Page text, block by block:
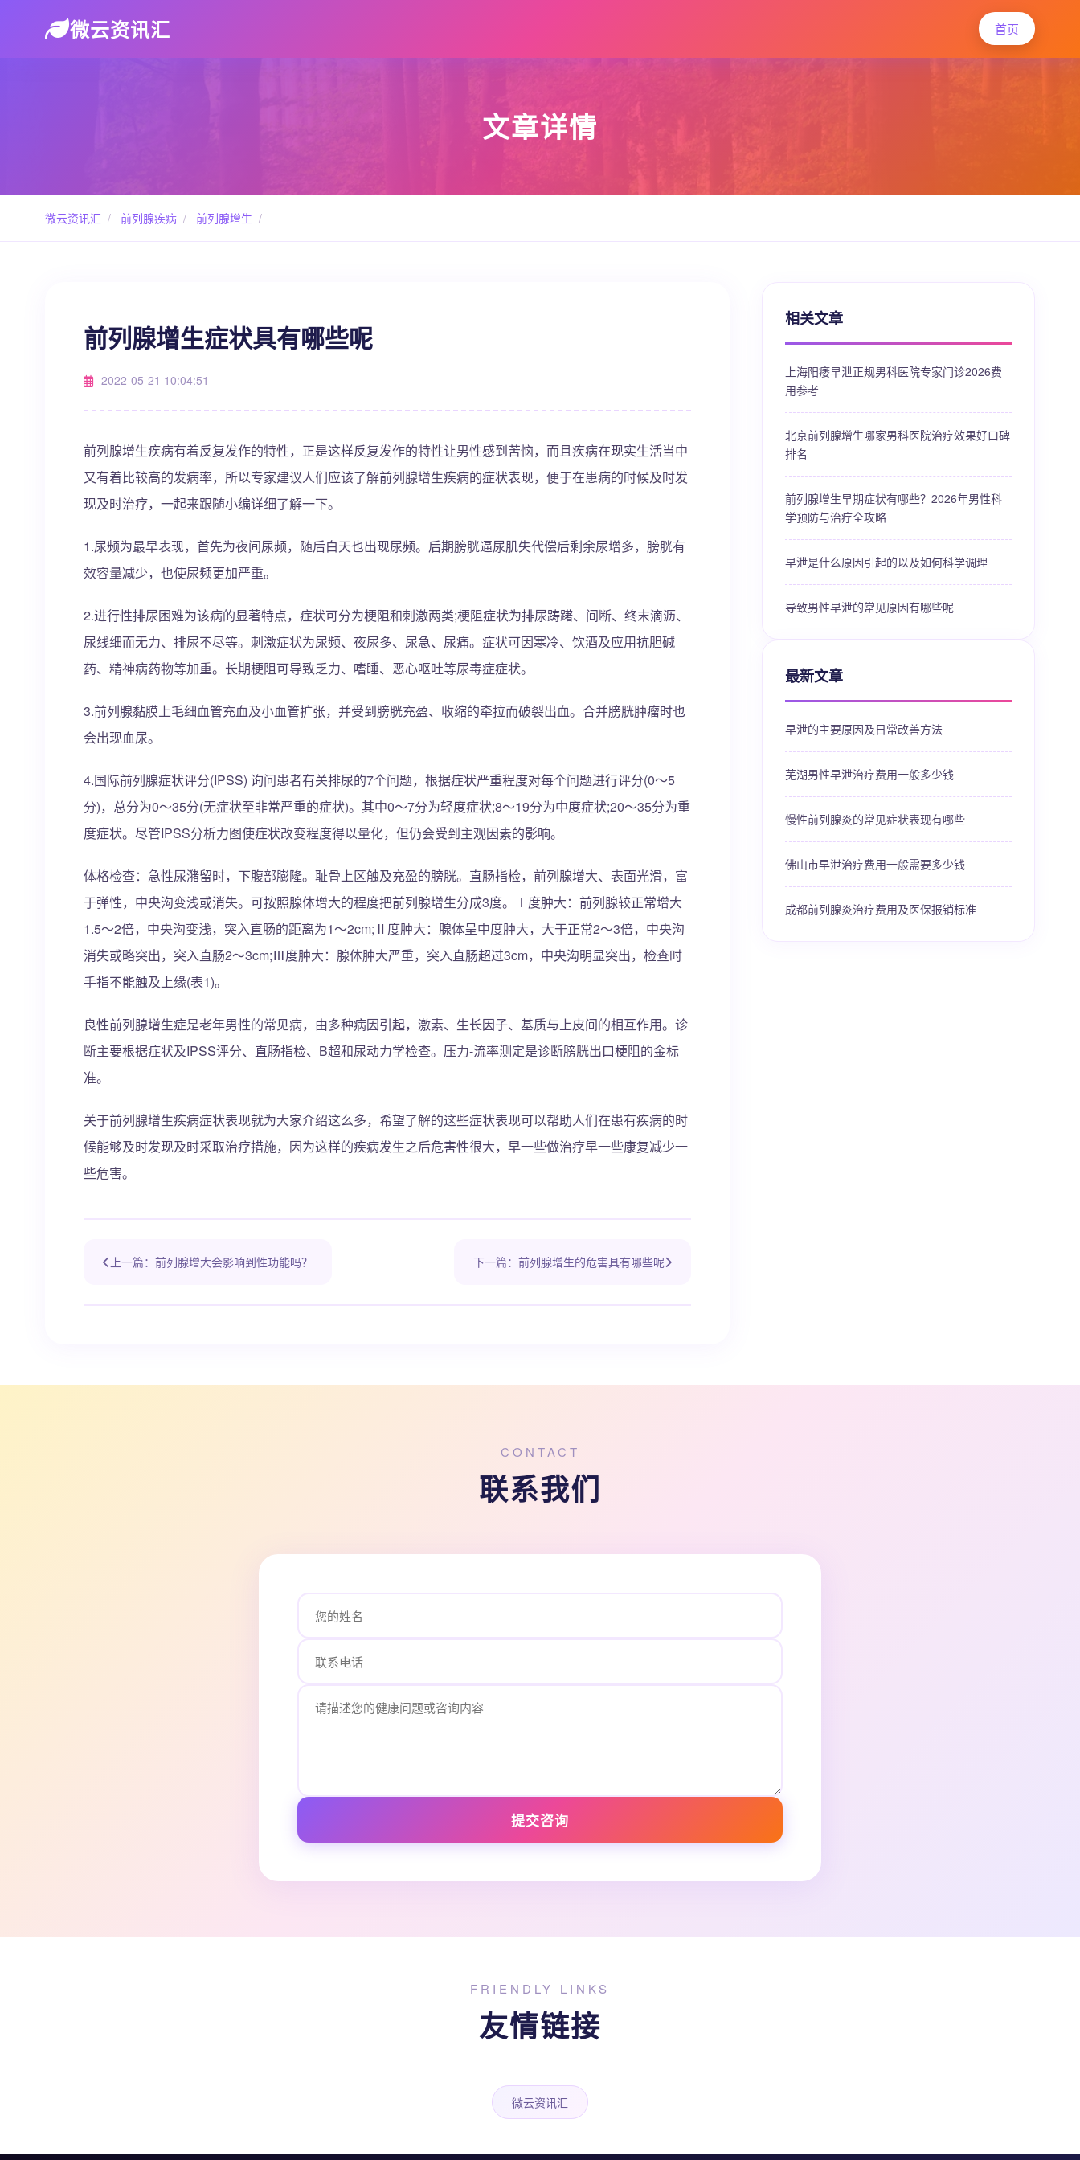
微云资讯汇 首页
文章详情
微云资讯汇 / 前列腺疾病 / 前列腺增生 /
前列腺增生症状具有哪些呢
2022-05-21 10:04:51
前列腺增生疾病有着反复发作的特性，正是这样反复发作的特性让男性感到苦恼，而且疾病在现实生活当中
又有着比较高的发病率，所以专家建议人们应该了解前列腺增生疾病的症状表现，便于在患病的时候及时发
现及时治疗，一起来跟随小编详细了解一下。
1.尿频为最早表现，首先为夜间尿频，随后白天也出现尿频。后期膀胱逼尿肌失代偿后剩余尿增多，膀胱有
效容量减少，也使尿频更加严重。
2.进行性排尿困难为该病的显著特点，症状可分为梗阻和刺激两类;梗阻症状为排尿踌躇、间断、终末滴沥、
尿线细而无力、排尿不尽等。刺激症状为尿频、夜尿多、尿急、尿痛。症状可因寒冷、饮酒及应用抗胆碱
药、精神病药物等加重。长期梗阻可导致乏力、嗜睡、恶心呕吐等尿毒症症状。
3.前列腺黏膜上毛细血管充血及小血管扩张，并受到膀胱充盈、收缩的牵拉而破裂出血。合并膀胱肿瘤时也
会出现血尿。
4.国际前列腺症状评分(IPSS) 询问患者有关排尿的7个问题，根据症状严重程度对每个问题进行评分(0～5
分)，总分为0～35分(无症状至非常严重的症状)。其中0～7分为轻度症状;8～19分为中度症状;20～35分为重
度症状。尽管IPSS分析力图使症状改变程度得以量化，但仍会受到主观因素的影响。
体格检查：急性尿潴留时，下腹部膨隆。耻骨上区触及充盈的膀胱。直肠指检，前列腺增大、表面光滑，富
于弹性，中央沟变浅或消失。可按照腺体增大的程度把前列腺增生分成3度。Ⅰ度肿大：前列腺较正常增大
1.5～2倍，中央沟变浅，突入直肠的距离为1～2cm;Ⅱ度肿大：腺体呈中度肿大，大于正常2～3倍，中央沟
消失或略突出，突入直肠2～3cm;Ⅲ度肿大：腺体肿大严重，突入直肠超过3cm，中央沟明显突出，检查时
手指不能触及上缘(表1)。
良性前列腺增生症是老年男性的常见病，由多种病因引起，激素、生长因子、基质与上皮间的相互作用。诊
断主要根据症状及IPSS评分、直肠指检、B超和尿动力学检查。压力-流率测定是诊断膀胱出口梗阻的金标
准。
关于前列腺增生疾病症状表现就为大家介绍这么多，希望了解的这些症状表现可以帮助人们在患有疾病的时
候能够及时发现及时采取治疗措施，因为这样的疾病发生之后危害性很大，早一些做治疗早一些康复减少一
些危害。
上一篇：前列腺增大会影响到性功能吗？ 下一篇：前列腺增生的危害具有哪些呢
相关文章
上海阳痿早泄正规男科医院专家门诊2026费
用参考
北京前列腺增生哪家男科医院治疗效果好口碑
排名
前列腺增生早期症状有哪些？2026年男性科
学预防与治疗全攻略
早泄是什么原因引起的以及如何科学调理
导致男性早泄的常见原因有哪些呢
最新文章
早泄的主要原因及日常改善方法
芜湖男性早泄治疗费用一般多少钱
慢性前列腺炎的常见症状表现有哪些
佛山市早泄治疗费用一般需要多少钱
成都前列腺炎治疗费用及医保报销标准
CONTACT
联系我们
提交咨询
FRIENDLY LINKS
友情链接
微云资讯汇